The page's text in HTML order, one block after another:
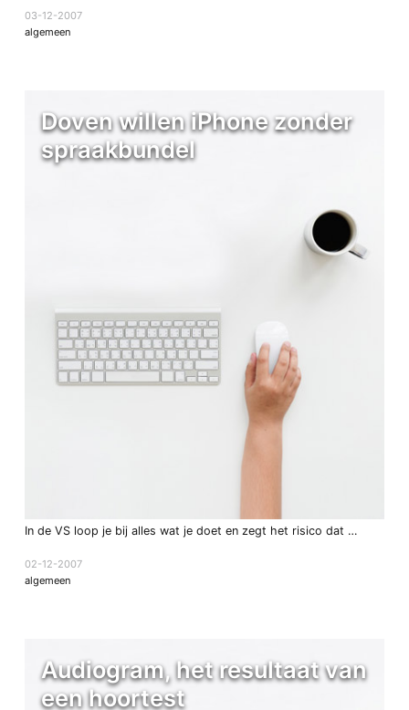
03-12-2007
algemeen
Doven willen iPhone zonder
spraakbundel
In de VS loop je bij alles wat je doet en zegt het risico dat …
02-12-2007
algemeen
Audiogram, het resultaat van
een hoortest